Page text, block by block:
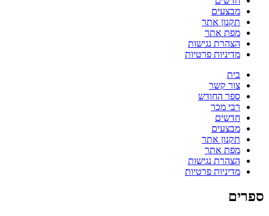
מבצעים
תקנון אתר
מפת אתר
הצהרת נגישות
מדיניות פרטיות
בית
צור קשר
ספר החודש
רבי מכר
חדשים
מבצעים
תקנון אתר
מפת אתר
הצהרת נגישות
מדיניות פרטיות
ספרים